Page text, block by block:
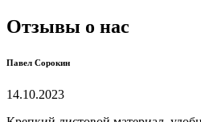
Отзывы о нас
Павел Сорокин
14.10.2023